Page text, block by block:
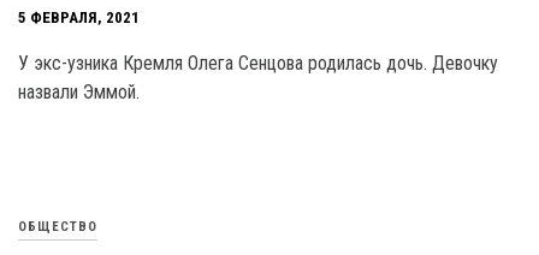
5 ФЕВРАЛЯ, 2021
У экс-узника Кремля Олега Сенцова родилась дочь. Девочку
назвали Эммой.
ОБЩЕСТВО